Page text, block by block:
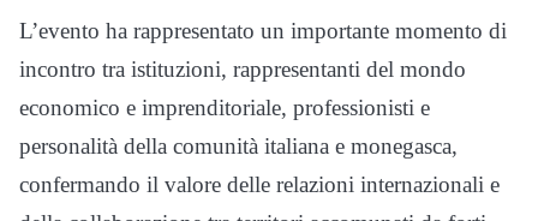
L’evento ha rappresentato un importante momento di
incontro tra istituzioni, rappresentanti del mondo
economico e imprenditoriale, professionisti e
personalità della comunità italiana e monegasca,
confermando il valore delle relazioni internazionali e